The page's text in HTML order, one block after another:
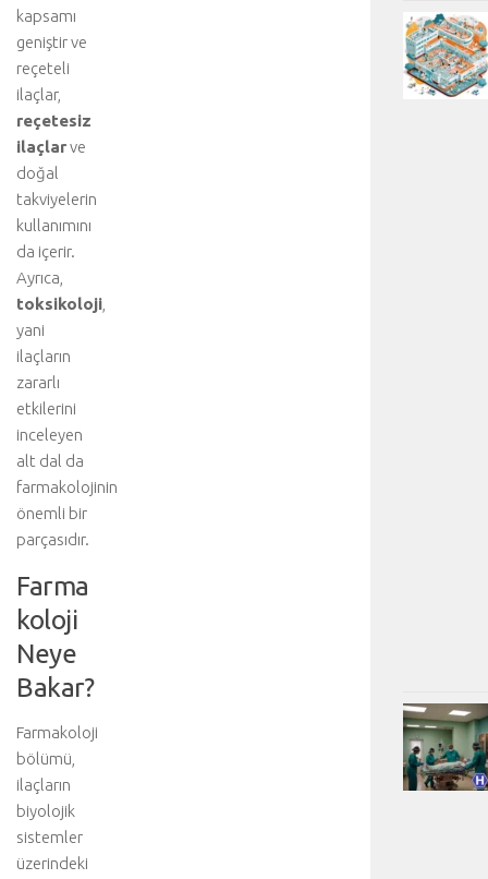
kapsamı
geniştir ve
reçeteli
ilaçlar,
reçetesiz
ilaçlarve
doğal
takviyelerin
kullanımını
da içerir.
Ayrıca,
toksikoloji
yani
ilaçların
zararlı
etkilerini
inceleyen
alt dal da
farmakolojinin
önemli bir
parçasıdır.
Farma
koloji
Neye
Bakar?
Farmakoloji
bölümü,
ilaçların
biyolojik
sistemler
üzerindeki